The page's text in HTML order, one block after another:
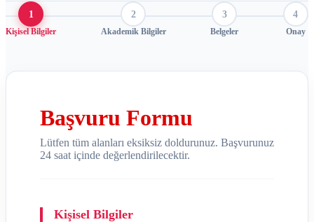
1
Kişisel Bilgiler
2
Akademik Bilgiler
3
Belgeler
4
Onay
Başvuru Formu
Lütfen tüm alanları eksiksiz doldurunuz. Başvurunuz
24 saat içinde değerlendirilecektir.
Kişisel Bilgiler